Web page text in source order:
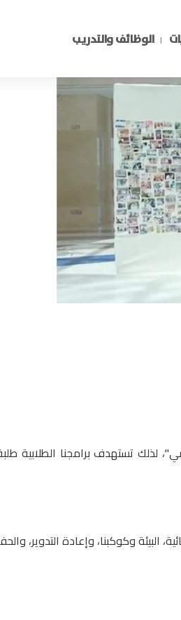
الوظائف والتدريب
لذلك تستهدف برامجنا الطلابية
وكوكبنا، وإعادة التدوير،